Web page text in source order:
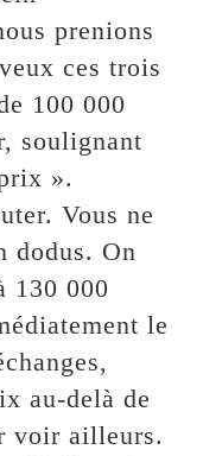
prenions
ces trois
100 000
soulignant
».
Vous ne
dodus. On
130 000
le
au-delà de
voir ailleurs.